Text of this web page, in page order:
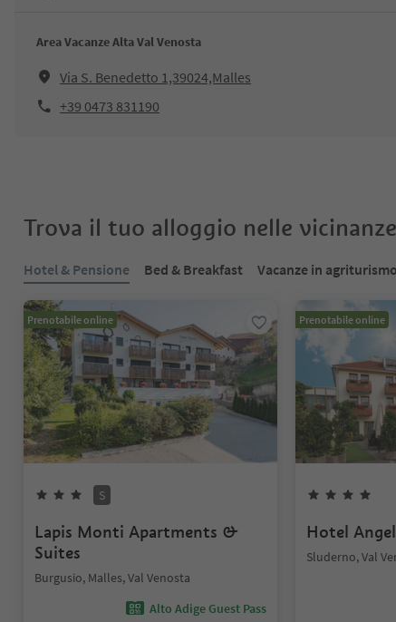
Area Vacanze Alta Val Venosta
Via S. Benedetto 1,39024,Malles
+39 0473 831190
Trova il tuo alloggio nelle vicinanze
Hotel & Pensione Bed & Breakfast Vacanze in agriturismo
Prenotabile online
S
Lapis Monti Apartments &
Suites
Burgusio, Malles, Val Venosta
Alto Adige Guest Pass
Prenotabile online
Hotel
Sluderno, Val